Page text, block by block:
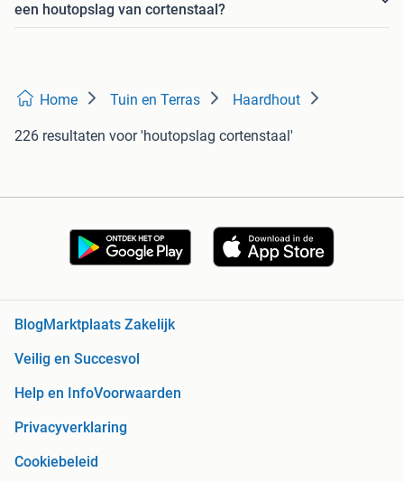
een houtopslag van cortenstaal?
Home Tuin en Terras Haardhout
226 resultaten voor 'houtopslag cortenstaal'
Blog Marktplaats Zakelijk
Veilig en Succesvol
Help en InfoVoorwaarden
Privacyverklaring
Cookiebeleid